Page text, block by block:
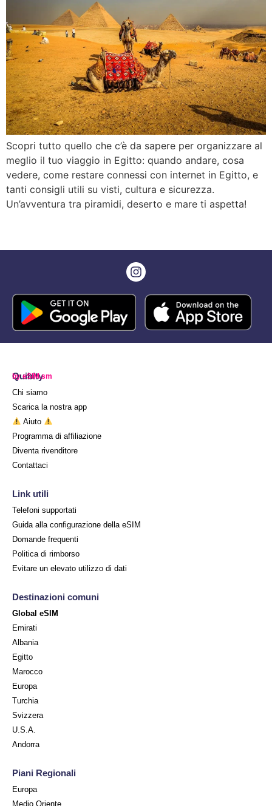
Scopri tutto quello che c’è da sapere per organizzare al
meglio il tuo viaggio in Egitto: quando andare, cosa
vedere, come restare connessi con internet in Egitto, e
tanti consigli utili su visti, cultura e sicurezza.
Un’avventura tra piramidi, deserto e mare ti aspetta!
Quibity
by eSIM.sm
Chi siamo
Scarica la nostra app
Aiuto
Programma di affiliazione
Diventa rivenditore
Contattaci
Link utili
Telefoni supportati
Guida alla configurazione della eSIM
Domande frequenti
Politica di rimborso
Evitare un elevato utilizzo di dati
Destinazioni comuni
Global eSIM
Emirati
Albania
Egitto
Marocco
Europa
Turchia
Svizzera
U.S.A.
Andorra
Piani Regionali
Europa
Medio Oriente